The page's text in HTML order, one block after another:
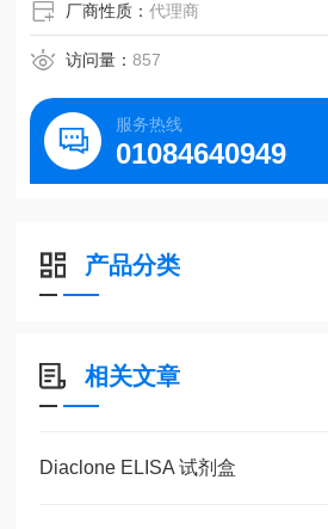
厂商性质：代理商
访问量：857
服务热线
01084640949
产品分类
相关文章
Diaclone ELISA 试剂盒